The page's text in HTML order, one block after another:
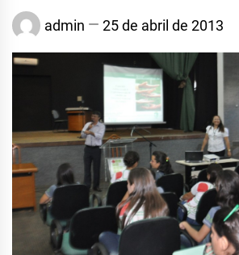
admin 25 de abril de 2013